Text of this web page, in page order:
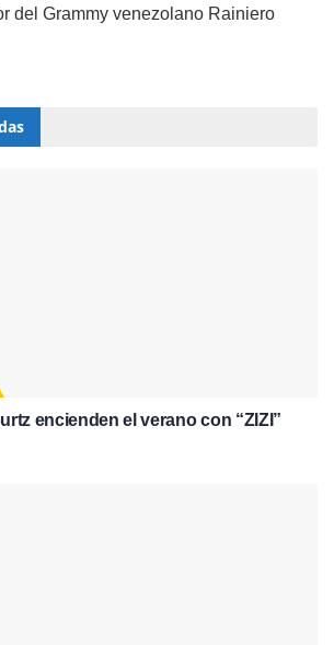
del Grammy venezolano Rainiero
encienden el verano con “ZIZI”